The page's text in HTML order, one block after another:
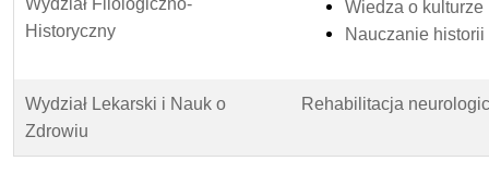
Historyczny
Wiedza o
Nauczanie
Wydział Lekarski i Nauk o
Zdrowiu
Rehabilitacja